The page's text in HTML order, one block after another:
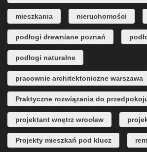
mieszkania nieruchomości
podłogi drewniane poznań
podłogi naturalne
pracownie architektoniczne warszawa
Praktyczne rozwiązania do
projektant wnętrz wrocław
Projekty mieszkań pod klucz